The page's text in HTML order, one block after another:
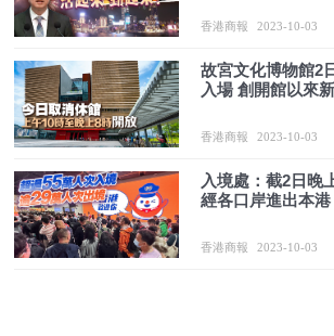
香港商報 2023-10-03
故宮文化博物館2
入場 創開館以來
香港商報 2023-10-03
入境處：截2日晚
經各口岸進出本港
香港商報 2023-10-03